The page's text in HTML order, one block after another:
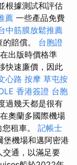
根據測試和評估
薦 一些產品免費
中筋膜放鬆推薦
賠償。 台胞證
出版時價格準
快速廉價，因此
心路 按摩 草屯按
香港簽證 台胞
過幾天都是很有
在奧蘭多國際機場
租車。 記帳士
機場和邁阿密港
交通，以滿足要